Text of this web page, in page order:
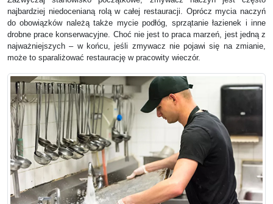
najbardziej niedocenianą rolą w całej restauracji. Oprócz mycia naczyń
do obowiązków należą także mycie podłóg, sprzątanie łazienek i inne
drobne prace konserwacyjne. Choć nie jest to praca marzeń, jest jedną z
najważniejszych – w końcu, jeśli zmywacz nie pojawi się na zmianie,
może to sparaliżować restaurację w pracowity wieczór.